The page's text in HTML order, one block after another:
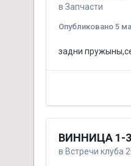
в Запчасти
Опубликовано 5
задни
ВИННИЦА 1-
в Встречи клуба